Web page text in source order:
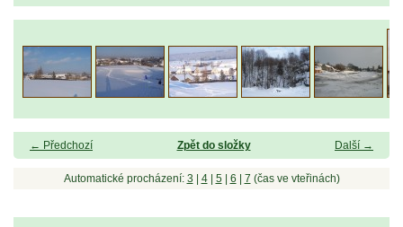
← Předchozí Další →
Zpět do složky
Automatické procházení: 3 4| 5| 6 7 (čas ve vteřinách)